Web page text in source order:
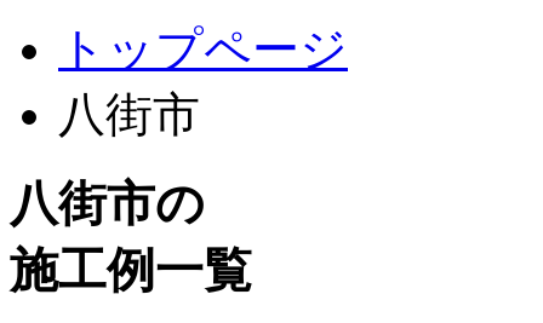
トップページ
八街市
八街市の
施工例一覧